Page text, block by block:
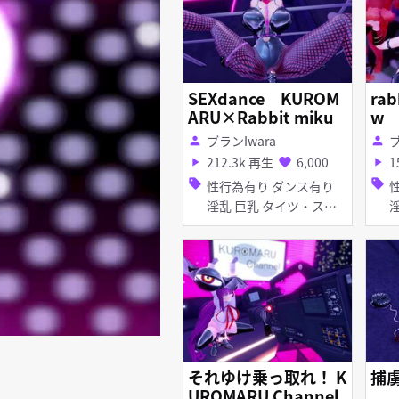
SEXdance KUROM
ARU×Rabbit miku
person ブランIwara
play_arrow 212.3k 再生 favorite 6,000
sell 性行為有り ダンス有り
淫乱 巨乳 タイツ・スト
ッキング ディルド バニ
ーガール アヘ顔 イラマ
チオ お漏らし・潮吹き
紳士ハンド フェラ Kuro
maru
w
person
play_arrow
sell 性
淫乱
グ バイブ
ニ
それゆけ乗っ取れ！ K
捕